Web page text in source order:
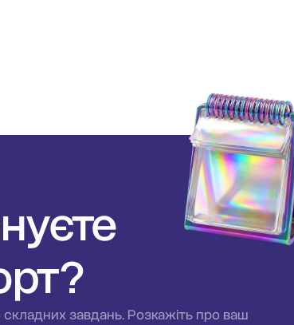
складних завдань. Розкажіть про ваш